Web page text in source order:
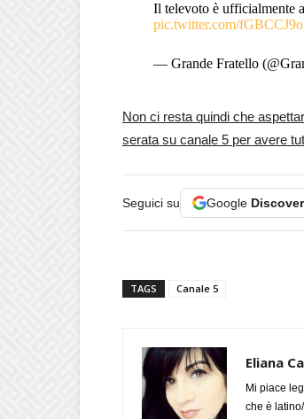
Il televoto è ufficialmente
pic.twitter.com/
— Grande Fratello
Non ci resta quindi che
serata su canale 5 per avere
Seguici su Google Discover
TAGS Canale 5
Eliana
Mi piace
che è